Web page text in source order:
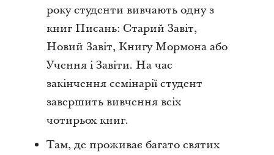
року студенти вивчають одну з
книг Писань: Старий Завіт,
Новий Завіт, Книгу Мормона або
Учення і Завіти. На час
закінчення семінарії студент
завершить вивчення всіх
чотирьох книг.
Там, де проживає багато святих